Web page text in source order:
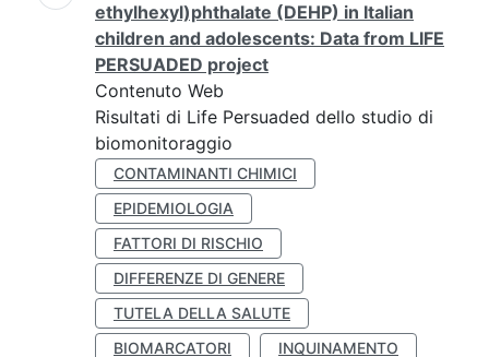
ethylhexyl)phthalate (DEHP) in Italian
children and adolescents: Data from LIFE
PERSUADED project
Contenuto Web
Risultati di Life Persuaded dello studio di
biomonitoraggio
CONTAMINANTI CHIMICI
EPIDEMIOLOGIA
FATTORI DI RISCHIO
DIFFERENZE DI GENERE
TUTELA DELLA SALUTE
BIOMARCATORI
INQUINAMENTO